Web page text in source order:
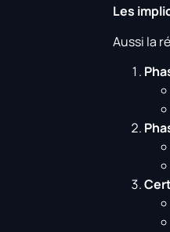
Les
Aussi la